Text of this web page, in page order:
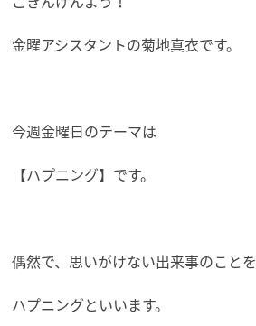
金曜アシスタントの菊地真衣です。
今週金曜日のテーマは
【ハプニング】です。
偶然で、思いがけない出来事のことを
ハプニングといいます。